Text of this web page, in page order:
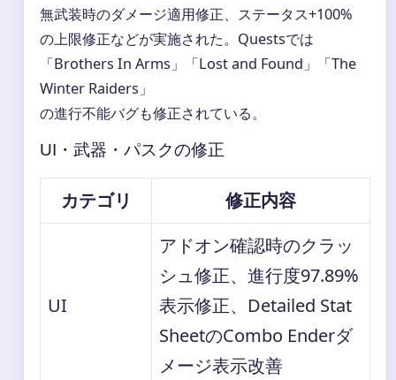
無武装時のダメージ適用修正、ステータス+100%
の上限修正などが実施された。Questsでは
「Brothers In Arms」「Lost and Found」「The
Winter Raiders」
の進行不能バグも修正されている。
UI・武器・パスクの修正
カテゴリ 修正内容
UI
アドオン確認時のクラッ
シュ修正、進行度97.89%
表示修正、Detailed Stat
SheetのCombo Enderダ
メージ表示改善